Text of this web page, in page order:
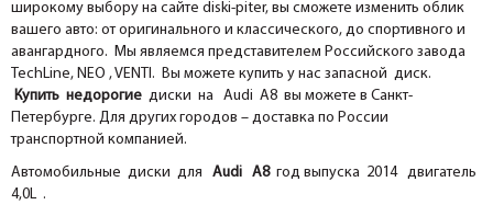
широкому выбору на сайте diski-piter, вы сможете изменить облик
вашего авто: от оригинального и классического, до спортивного и
авангардного. Мы являемся представителем Российского завода
TechLine, NEO , VENTI. Вы можете купить у нас запасной диск.
Купить недорогие диски на Audi A8 вы можете в Санкт-
Петербурге. Для других городов – доставка по России
транспортной компанией.
Автомобильные диски для
Audi A8год выпуска 2014 двигатель
4,0L .